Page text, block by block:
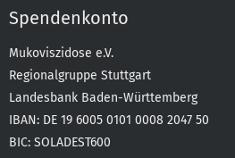
Spendenkonto
Mukoviszidose e.V.
Regionalgruppe Stuttgart
Landesbank Baden-Württemberg
IBAN: DE 19 6005 0101 0008 2047 50
BIC: SOLADEST600